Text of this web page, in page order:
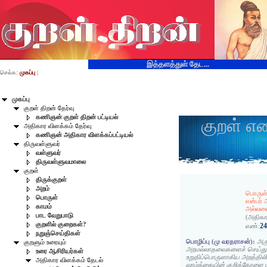
இத்தளத்துள் தேட...
முகப்பு
குறள் திறன் தேர்வு
கணிஞன் குறள் திறன் பட்டியல்
அதிகார விளக்கம் தேர்வு
கணிஞன் அதிகார விளக்கப்பட்டியல்
திருவள்ளுவர்
வள்ளுவர்
திருவள்ளுவமாலை
குறள்
திருக்குறள்
அறம்
பொருள்
காமம்
பாட வேறுபாடு
குறளில் குறைகள்?
நறுஞ்செய்திகள்
குறளும் உரையும்
உரை ஆசிரியர்கள்
அதிகார விளக்கம் தேடல்
செல்க: முகப்பு |
குறள்
என்பர்
அல்லவை
எண்:
பொழிப்பு (மு வரதராசன்):
அறமல்லாதவைகளைச் செய்து
உறுதிப்பொருளாகிய
வாழ்க்கையின் குறிக்கோளை